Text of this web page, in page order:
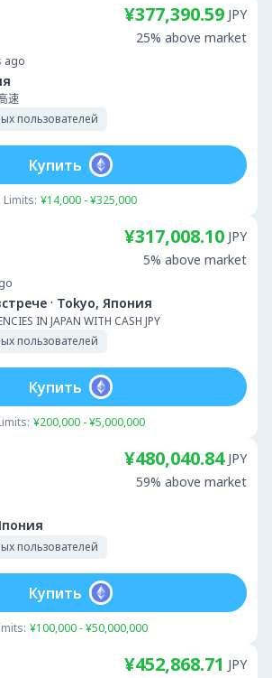
ago
速
пользователей
¥377,390.59 JPY
25% above market
Limits: ¥14,000 - ¥325,000
Купить
· Tokyo, Япония
IN JAPAN WITH CASH JPY
пользователей
¥317,008.10 JPY
5% above market
¥200,000 - ¥5,000,000
Купить
пользователей
¥480,040.84 JPY
59% above market
¥100,000 - ¥50,000,000
Купить
¥452,868.71 JPY